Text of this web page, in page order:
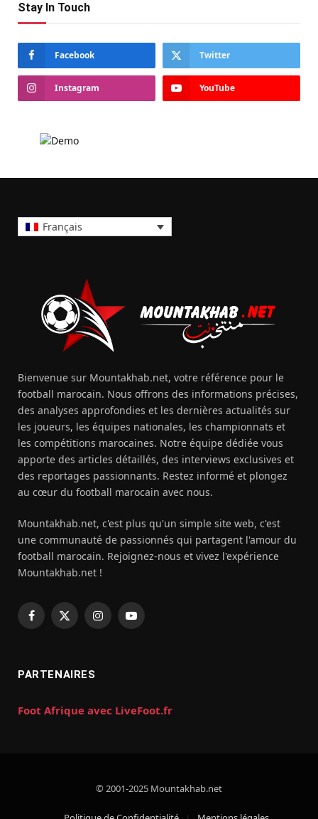
Stay In Touch
Facebook Twitter
Instagram YouTube
Français
Bienvenue sur Mountakhab.net, votre référence pour le
football marocain. Nous offrons des informations précises,
des analyses approfondies et les dernières actualités sur
les joueurs, les équipes nationales, les championnats et
les compétitions marocaines. Notre équipe dédiée vous
apporte des articles détaillés, des interviews exclusives et
des reportages passionnants. Restez informé et plongez
au cœur du football marocain avec nous.
Mountakhab.net, c'est plus qu'un simple site web, c'est
une communauté de passionnés qui partagent l'amour du
football marocain. Rejoignez-nous et vivez l'expérience
Mountakhab.net !
Facebook
X
InstagramYouTube
PARTENAIRES
Foot Afrique avec LiveFoot.fr
© 2001-2025 Mountakhab.net